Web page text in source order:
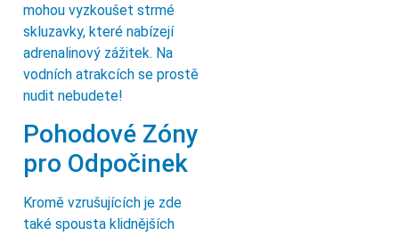
mohou vyzkoušet strmé
skluzavky, které nabízejí
adrenalinový zážitek. Na
vodních atrakcích se prostě
nudit nebudete!
Pohodové Zóny
pro Odpočinek
Kromě vzrušujících je zde
také spousta klidnějších